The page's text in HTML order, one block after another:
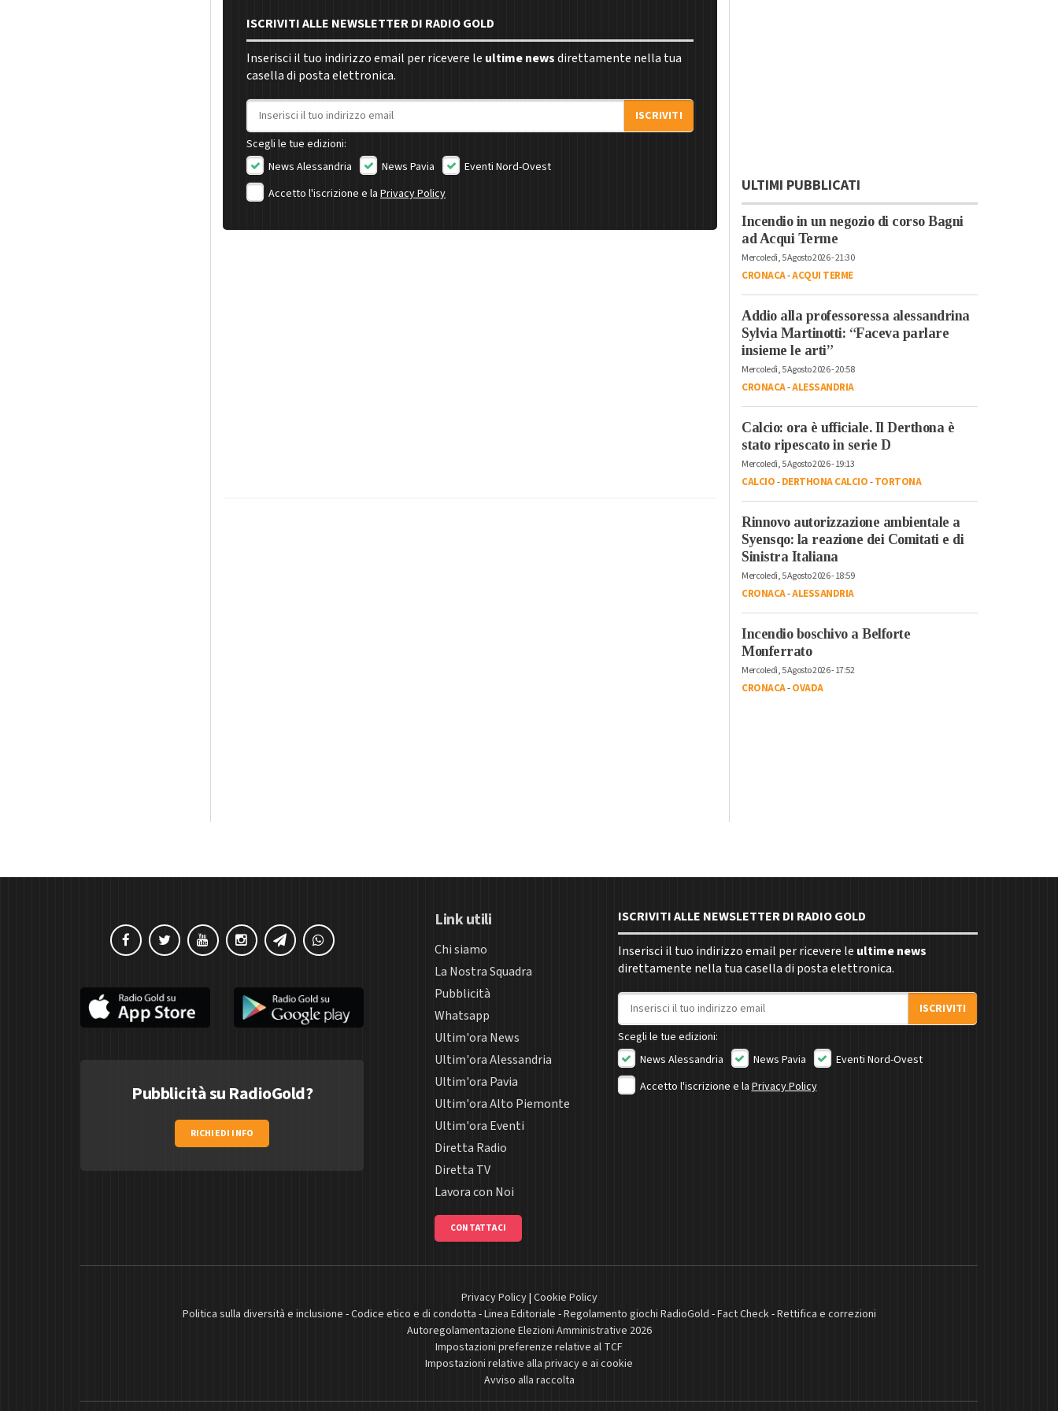
ISCRIVITI ALLE NEWSLETTER DI RADIO GOLD
Inserisci il tuo indirizzo email per ricevere le ultime newsdirettamente nella tua
casella di posta elettronica.
Indirizzo email
ISCRIVITI
Scegli le tue edizioni:
News Alessandria
News Pavia
Eventi Nord-Ovest
Accetto l'iscrizione e la Privacy Policy ULTIMI PUBBLICATI
Incendio in un negozio di corso Bagni
ad Acqui Terme
Mercoledì, 5 Agosto 2026 - 21:30
CRONACA-ACQUI TERME
Addio alla professoressa alessandrina
Sylvia Martinotti: “Faceva parlare
insieme le arti”
Mercoledì, 5 Agosto 2026 - 20:58
CRONACA-ALESSANDRIA
Calcio: ora è ufficiale. Il Derthona è
stato ripescato in serie D
Mercoledì, 5 Agosto 2026 - 19:13
CALCIO-DERTHONA CALCIO-TORTONA
Rinnovo autorizzazione ambientale a
Syensqo: la reazione dei Comitati e di
Sinistra Italiana
Mercoledì, 5 Agosto 2026 - 18:59
CRONACA-ALESSANDRIA
Incendio boschivo a Belforte
Monferrato
Mercoledì, 5 Agosto 2026 - 17:52
CRONACA-OVADA
Pubblicità su RadioGold?
RICHIEDI INFO
Link utili
Chi siamo
La Nostra Squadra
Pubblicità
Whatsapp
Ultim'ora News
Ultim'ora Alessandria
Ultim'ora Pavia
Ultim'ora Alto Piemonte
Ultim'ora Eventi
Diretta Radio
Diretta TV
Lavora con Noi
CONTATTACI
ISCRIVITI ALLE NEWSLETTER DI RADIO GOLD
Inserisci il tuo indirizzo email per ricevere le ultime news
direttamente nella tua casella di posta elettronica.
Indirizzo email
ISCRIVITI
Scegli le tue edizioni:
News Alessandria
News Pavia
Eventi Nord-Ovest
Accetto l'iscrizione e la Privacy Policy
Privacy Policy| Cookie Policy
Politica sulla diversità e inclusione -Codice etico e di condotta -Linea Editoriale -Regolamento giochi RadioGold -Fact Check-Rettifica e correzioni
Autoregolamentazione Elezioni Amministrative 2026
Impostazioni preferenze relative al TCF
Impostazioni relative alla privacy e ai cookie
Avviso alla raccolta